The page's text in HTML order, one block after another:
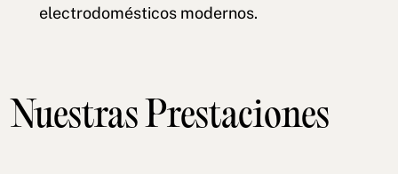
electrodomésticos modernos.
Nuestras Prestaciones